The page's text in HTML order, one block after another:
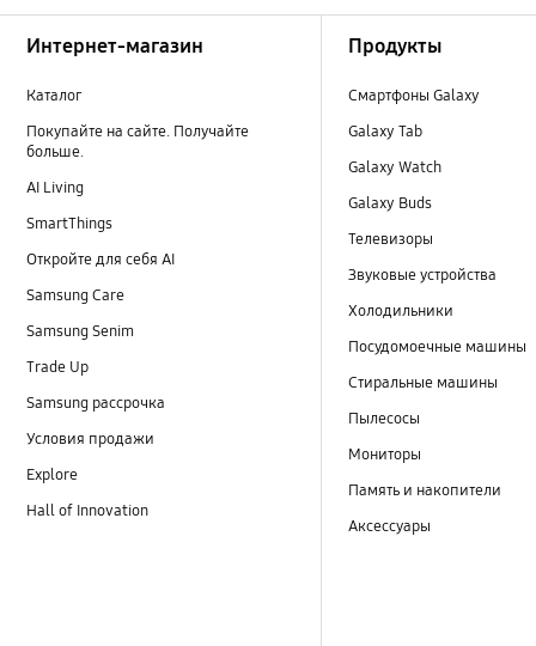
Интернет-магазин
Каталог
Покупайте на сайте. Получайте
больше.
AI Living
SmartThings
Откройте для себя AI
Samsung Care
Samsung Senim
Trade Up
Samsung рассрочка
Условия продажи
Explore
Hall of Innovation
Продукты
Смартфоны Galaxy
Galaxy Tab
Galaxy Watch
Galaxy Buds
Телевизоры
Звуковые устройства
Холодильники
Посудомоечные машины
Стиральные машины
Пылесосы
Мониторы
Память и накопители
Аксессуары